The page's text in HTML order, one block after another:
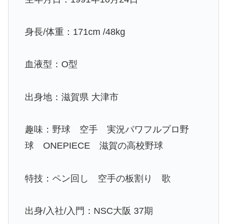
身長/体重：171cm /48kg
血液型：O型
出身地：滋賀県 大津市
趣味：野球 空手 実況パワフルプロ野
球 ONEPIECE 滋賀の高校野球
特技：ペン回し 空手の板割り 歌
出身/入社/入門：NSC大阪 37期